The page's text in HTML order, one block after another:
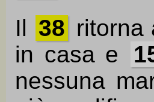
Il 38 ritorna
in casa e
nessuna